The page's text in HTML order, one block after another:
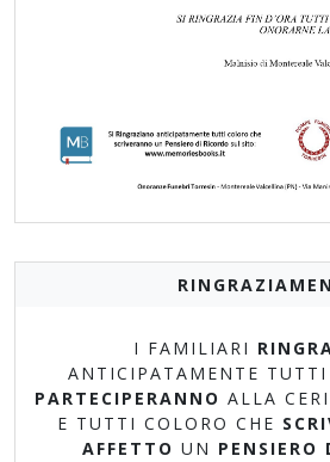
I FAMILIARI
ANTICIPATAMENTE TUTTI
PARTECIPERANNO ALLA
E TUTTI COLORO CHE
AFFETTO UN PENSIERO